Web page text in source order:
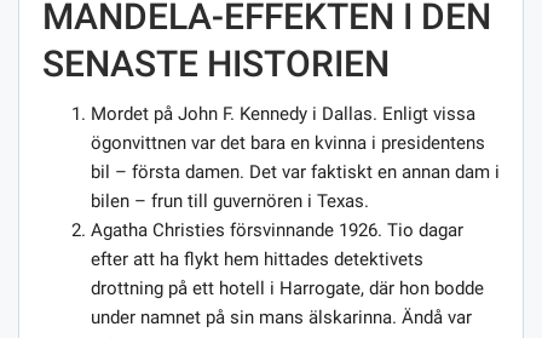
MANDELA-EFFEKTEN I DEN
SENASTE HISTORIEN
Mordet på John F. Kennedy i Dallas. Enligt vissa
ögonvittnen var det bara en kvinna i presidentens
bil – första damen. Det var faktiskt en annan dam i
bilen – frun till guvernören i Texas.
Agatha Christies försvinnande 1926. Tio dagar
efter att ha flykt hem hittades detektivets
drottning på ett hotell i Harrogate, där hon bodde
under namnet på sin mans älskarinna. Ändå var